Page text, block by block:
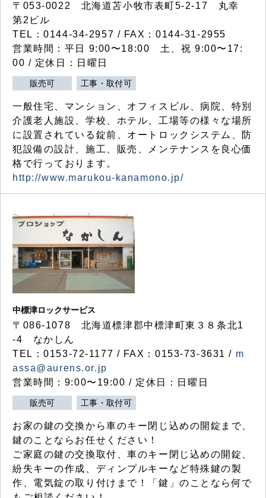
〒053-0022 北海道苫小牧市表町5-2-17 丸幸
第2ビル
TEL：0144-34-2957 / FAX：0144-31-2955
営業時間：平日 9:00〜18:00 土、祝 9:00〜17:
00 / 定休日：日曜日
販売可 工事・取付可
一般住宅、マンション、オフィスビル、病院、特別
介護老人施設、学校、ホテル、工場等の様々な場所
に設置されている錠前、オートロックシステム、防
犯設備の設計、施工、販売、メンテナンスを良心価
格で行っております。
http://www.marukou-kanamono.jp/
中標津ロックサービス
〒086-1078 北海道標津郡中標津町東３８条北1
-4 なかしん
TEL：0153-72-1177 / FAX：0153-73-3631 / m
assa@aurens.or.jp
営業時間：9:00〜19:00 / 定休日：日曜日
販売可 工事・取付可
お家の鍵の交換から車のキー閉じ込めの開錠まで、
鍵のことならお任せください！
ご家庭の鍵の交換取付、車のキー閉じ込めの開錠、
紛失キーの作成、ディンプルキーなど特殊鍵の製
作、電気錠の取り付けまで！「鍵」のことなら何で